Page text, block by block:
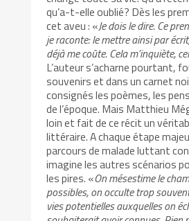
qu’a-t-elle oublié? Dès les
cet aveu : «Je dois le dire. Ce
je raconte: le mettre ainsi par
déjà me coûte. Cela m’inquiète,
L’auteur s’acharne pourtant,
souvenirs et dans un carnet
consignés les poèmes, les
de l’époque. Mais Matthieu
loin et fait de ce récit un
littéraire. A chaque étape
parcours de malade luttant
imagine les autres scénarios
les pires. «On mésestime le
possibles, on occulte trop
vies potentielles auxquelles on